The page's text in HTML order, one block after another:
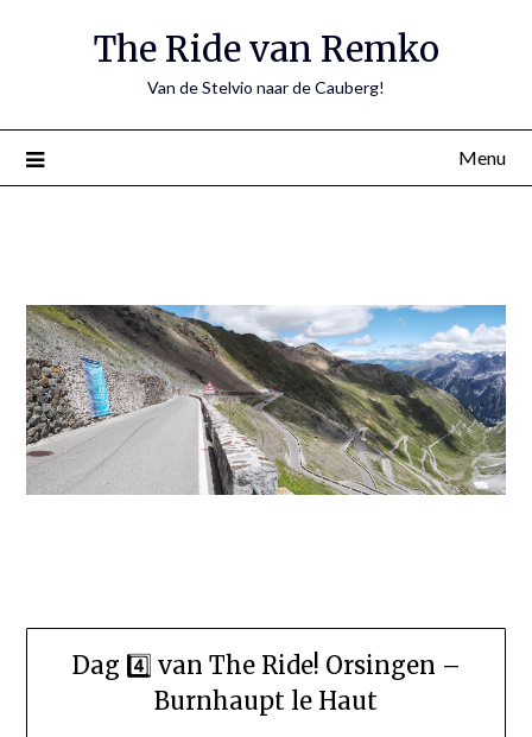
The Ride van Remko
Van de Stelvio naar de Cauberg!
Menu
Dag 4️⃣ van The Ride! Orsingen –
Burnhaupt le Haut